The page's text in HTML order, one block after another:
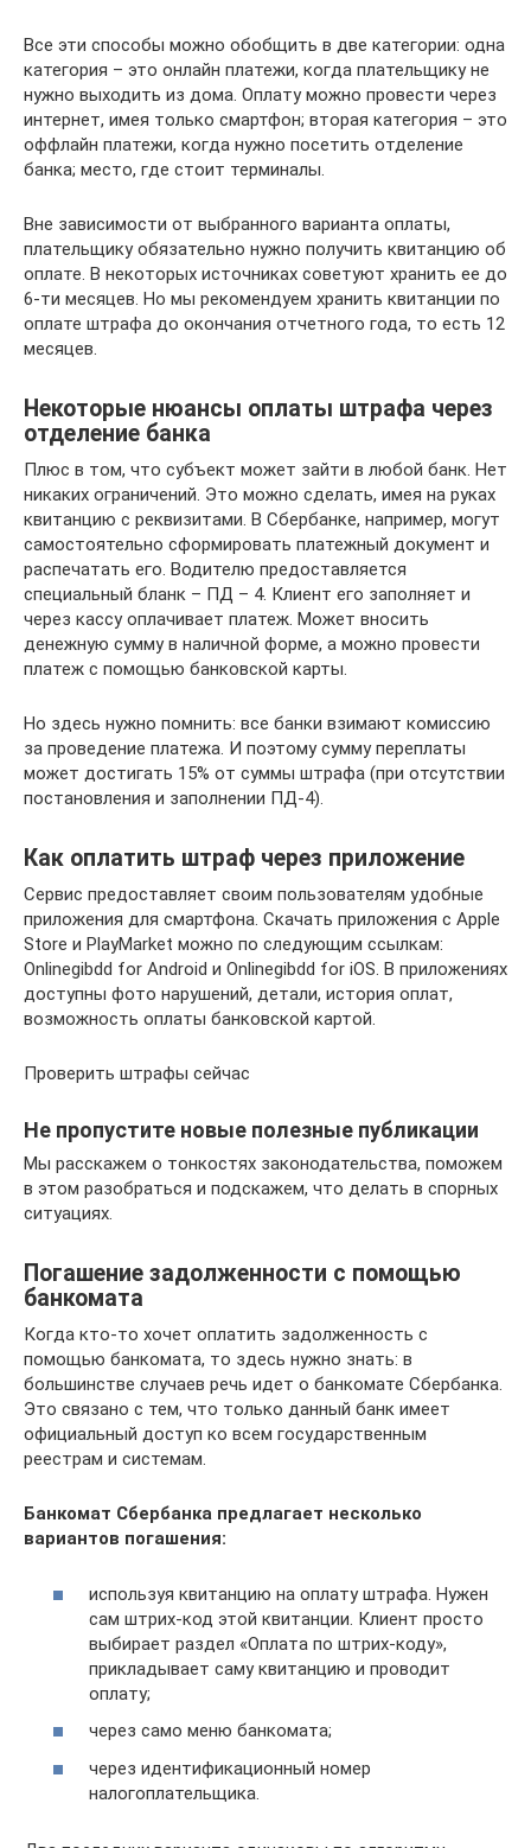
Все эти способы можно обобщить в две категории: одна
категория – это онлайн платежи, когда плательщику не
нужно выходить из дома. Оплату можно провести через
интернет, имея только смартфон; вторая категория – это
оффлайн платежи, когда нужно посетить отделение
банка; место, где стоит терминалы.
Вне зависимости от выбранного варианта оплаты,
плательщику обязательно нужно получить квитанцию об
оплате. В некоторых источниках советуют хранить ее до
6-ти месяцев. Но мы рекомендуем хранить квитанции по
оплате штрафа до окончания отчетного года, то есть 12
месяцев.
Некоторые нюансы оплаты штрафа через
отделение банка
Плюс в том, что субъект может зайти в любой банк. Нет
никаких ограничений. Это можно сделать, имея на руках
квитанцию с реквизитами. В Сбербанке, например, могут
самостоятельно сформировать платежный документ и
распечатать его. Водителю предоставляется
специальный бланк – ПД – 4. Клиент его заполняет и
через кассу оплачивает платеж. Может вносить
денежную сумму в наличной форме, а можно провести
платеж с помощью банковской карты.
Но здесь нужно помнить: все банки взимают комиссию
за проведение платежа. И поэтому сумму переплаты
может достигать 15% от суммы штрафа (при отсутствии
постановления и заполнении ПД-4).
Как оплатить штраф через приложение
Сервис предоставляет своим пользователям удобные
приложения для смартфона. Скачать приложения с Apple
Store и PlayMarket можно по следующим ссылкам:
Onlinegibdd for Android и Onlinegibdd for iOS. В приложениях
доступны фото нарушений, детали, история оплат,
возможность оплаты банковской картой.
Проверить штрафы сейчас
Не пропустите новые полезные публикации
Мы расскажем о тонкостях законодательства, поможем
в этом разобраться и подскажем, что делать в спорных
ситуациях.
Погашение задолженности с помощью
банкомата
Когда кто-то хочет оплатить задолженность с
помощью банкомата, то здесь нужно знать: в
большинстве случаев речь идет о банкомате Сбербанка.
Это связано с тем, что только данный банк имеет
официальный доступ ко всем государственным
реестрам и системам.
Банкомат Сбербанка предлагает несколько
вариантов погашения:
используя квитанцию на оплату штрафа. Нужен
сам штрих-код этой квитанции. Клиент просто
выбирает раздел «Оплата по штрих-коду»,
прикладывает саму квитанцию и проводит
оплату;
через само меню банкомата;
через идентификационный номер
налогоплательщика.